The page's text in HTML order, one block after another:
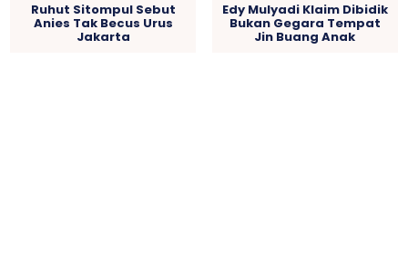
Ruhut Sitompul Sebut
Anies Tak Becus Urus
Jakarta
Edy Mulyadi Klaim Dibidik
Bukan Gegara Tempat
Jin Buang Anak